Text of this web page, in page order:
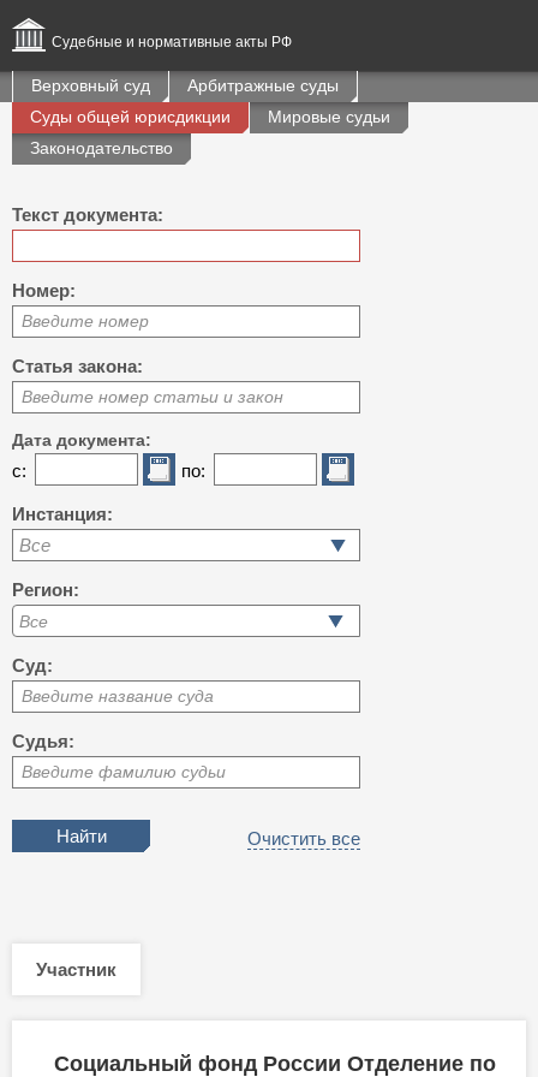
Судебные и нормативные акты РФ
Верховный суд
Арбитражные суды
Суды общей юрисдикции
Мировые судьи
Законодательство
Текст документа:
Номер:
Введите номер
Статья закона:
Введите номер статьи и закон
Дата документа:
с: по:
Инстанция:
Все
Регион:
Суд:
Введите название суда
Судья:
Введите фамилию судьи
Очистить все
Участник
Социальный фонд России Отделение по